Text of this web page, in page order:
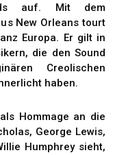
auf. Mit dem
New Orleans tourt
Europa. Er gilt in
die den Sound
Creolischen
haben.
Hommage an die
George Lewis,
Humphrey sieht,